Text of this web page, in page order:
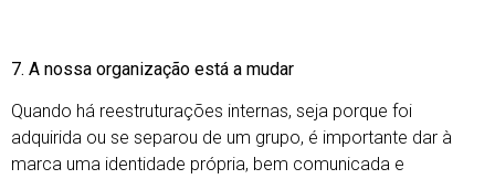
7. A nossa organização está a mudar
Quando há reestruturações internas, seja porque foi
adquirida ou se separou de um grupo, é importante dar à
marca uma identidade própria, bem comunicada e